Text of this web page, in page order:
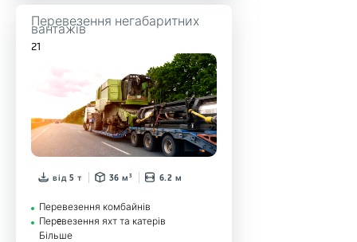
Перевезення негабаритних
вантажів
21
від 5 т 36 м³ 6.2 м
Перевезення комбайнів
Перeвезення яхт та катерів
Більше